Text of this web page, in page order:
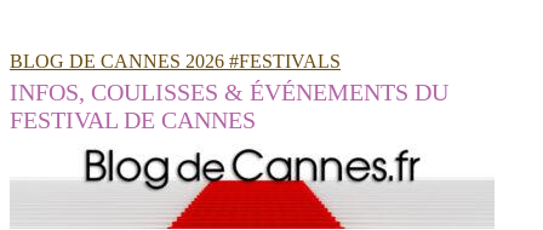
BLOG DE CANNES 2026 #FESTIVALS
INFOS, COULISSES & ÉVÉNEMENTS DU
FESTIVAL DE CANNES